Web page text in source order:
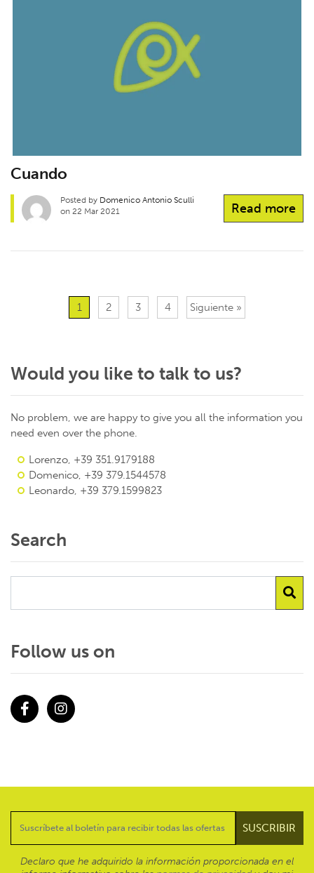
Cuando
Read more
Posted by Domenico Antonio Sculli
on 22 Mar 2021
1 2 3 4 Siguiente »
Would you like to talk to us?
No problem, we are happy to give you all the information you
need even over the phone.
Lorenzo, +39 351.9179188
Domenico, +39 379.1544578
Leonardo, +39 379.1599823
Search
Follow us on
Declaro que he adquirido la información proporcionada en el